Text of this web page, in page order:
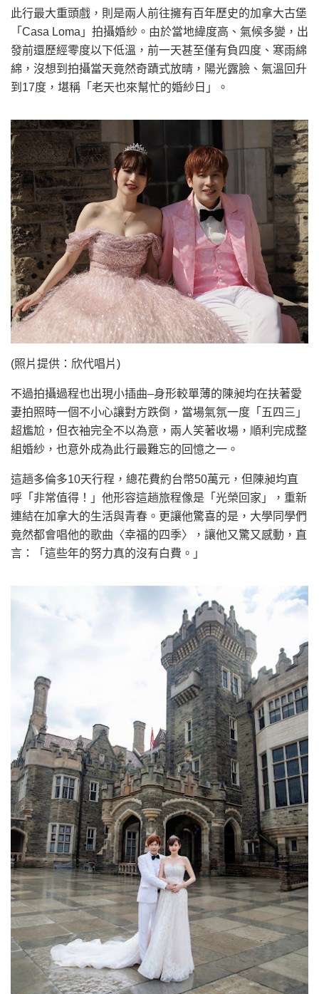
此行最大重頭戲，則是兩人前往擁有百年歷史的加拿大古堡
「Casa Loma」拍攝婚紗。由於當地緯度高、氣候多變，出
發前還歷經零度以下低溫，前一天甚至僅有負四度、寒雨綿
綿，沒想到拍攝當天竟然奇蹟式放晴，陽光露臉、氣溫回升
到17度，堪稱「老天也來幫忙的婚紗日」。
(照片提供：欣代唱片)
不過拍攝過程也出現小插曲–身形較單薄的陳昶均在扶著愛
妻拍照時一個不小心讓對方跌倒，當場氣氛一度「五四三」
超尷尬，但衣袖完全不以為意，兩人笑著收場，順利完成整
組婚紗，也意外成為此行最難忘的回憶之一。
這趟多倫多10天行程，總花費約台幣50萬元，但陳昶均直
呼「非常值得！」他形容這趟旅程像是「光榮回家」，重新
連結在加拿大的生活與青春。更讓他驚喜的是，大學同學們
竟然都會唱他的歌曲〈幸福的四季〉，讓他又驚又感動，直
言：「這些年的努力真的沒有白費。」